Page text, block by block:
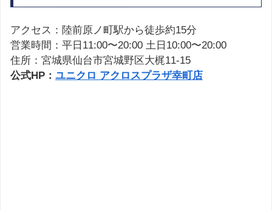
アクセス：陸前原ノ町駅から徒歩約15分
営業時間：平日11:00〜20:00 土日10:00〜20:00
住所：宮城県仙台市宮城野区大梶11-15
公式HP： ユニクロ アクロスプラザ幸町店